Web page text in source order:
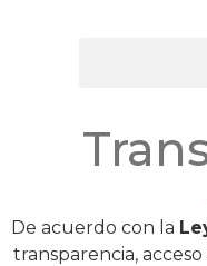
De acuerdo con la
transparencia,